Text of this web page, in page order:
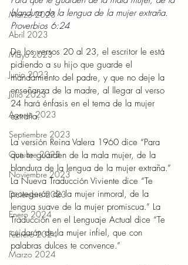
Marzo 2023
Abril 2023
Mayo 2023
Junio 2023
Julio 2023
Agosto 2023
Septiembre 2023
Octubre 2023
Noviembre 2023
Diciembre 2023
Enero 2024
Febrero 2024
Marzo 2024
blandura de la lengua de la mujer extraña.
Proverbios 6:24
De los versos 20 al 23, el escritor le está
pidiendo a su hijo que guarde el
mandamiento del padre, y que no deje la
enseñanza de la madre, al llegar al verso
24 hará énfasis en el tema de la mujer
extraña.
La versión Reina Valera 1960 dice “Para
que te guarden de la mala mujer, de la
blandura de la lengua de la mujer extraña.”
La Nueva Traducción Viviente dice “Te
protegerán de la mujer inmoral, de la
lengua suave de la mujer promiscua.” La
Traducción en el Lenguaje Actual dice “Te
cuidarán de la mujer infiel, que con
palabras dulces te convence.”